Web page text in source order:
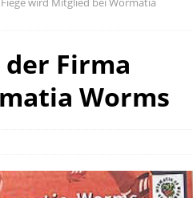
Firma
Worms